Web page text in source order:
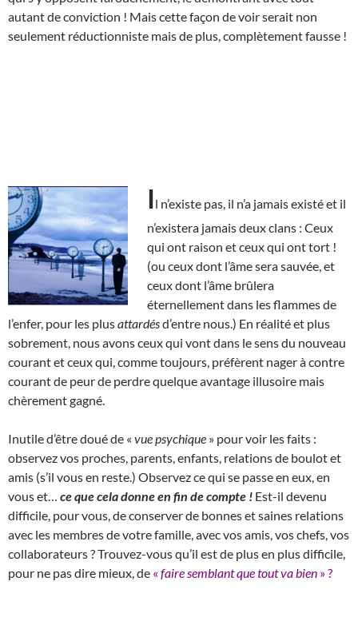
autant de conviction ! Mais cette façon de voir serait non
seulement réductionniste mais de plus, complètement fausse !
Il n’existe pas, il n’a jamais existé et il
n’existera jamais deux clans : Ceux
qui ont raison et ceux qui ont tort !
(ou ceux dont l’âme sera sauvée, et
ceux dont l’âme brûlera
éternellement dans les flammes de
l’enfer, pour les plusattardésd’entre nous.) En réalité et plus
sobrement, nous avons ceux qui vont dans le sens du nouveau
courant et ceux qui, comme toujours, préfèrent nager à contre
courant de peur de perdre quelque avantage illusoire mais
chèrement gagné.
Inutile d’être doué de « vue psychique » pour voir les faits :
observez vos proches, parents, enfants, relations de boulot et
amis (s’il vous en reste.) Observez ce qui se passe en eux, en
vous et… ce que cela donne en fin de compte ! Est-il devenu
difficile, pour vous, de conserver de bonnes et saines relations
avec les membres de votre famille, avec vos amis, vos chefs, vos
collaborateurs ? Trouvez-vous qu’il est de plus en plus difficile,
pour ne pas dire mieux, de « faire semblant que tout va bien » ?